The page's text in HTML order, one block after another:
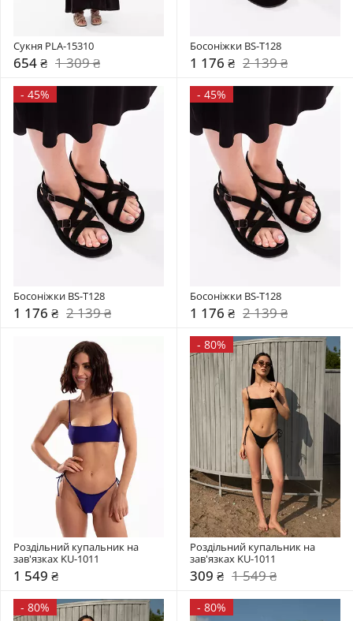
Сукня PLA-15310
654 ₴ 1 309 ₴
Босоніжки BS-T128
1 176 ₴ 2 139 ₴
- 45%
Босоніжки BS-T128
1 176 ₴ 2 139 ₴
- 45%
Босоніжки BS-T128
1 176 ₴ 2 139 ₴
Роздільний купальник на
зав'язках KU-1011
1 549 ₴
- 80%
Роздільний купальник на
зав'язках KU-1011
309 ₴ 1 549 ₴
- 80% - 80%